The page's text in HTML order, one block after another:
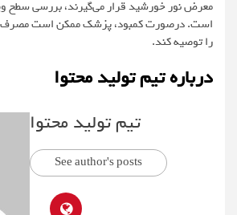
را توصیه کند.
درباره تیم تولید محتوا
تیم تولید محتوا
See author's posts